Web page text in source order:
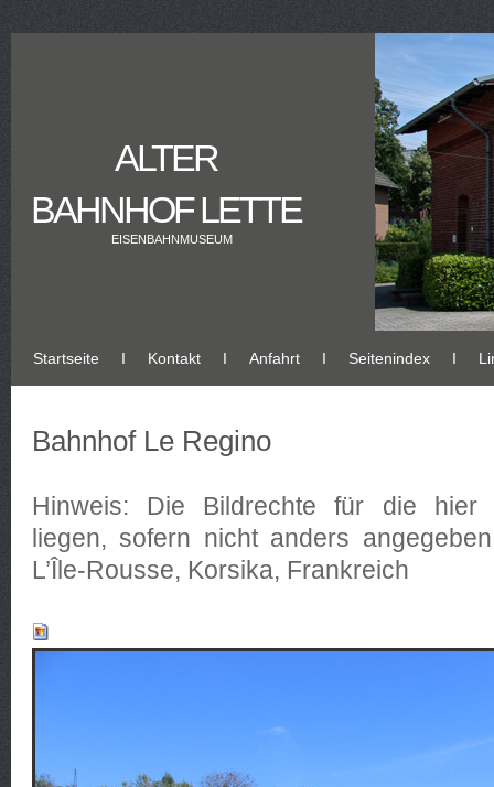
ALTER
BAHNHOF LETTE
EISENBAHNMUSEUM
Startseite Ι Kontakt Ι Anfahrt Ι Seitenindex Ι
Bahnhof Le Regino
Hinweis: Die Bildrechte für die hier
liegen, sofern nicht anders
L’Île-Rousse, Korsika, Frankreich